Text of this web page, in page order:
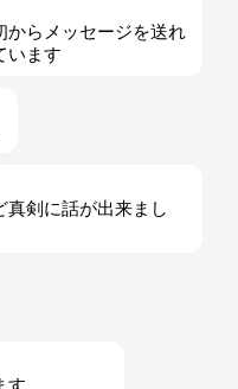
からメッセージを送れ
います
真剣に話が出来まし
。